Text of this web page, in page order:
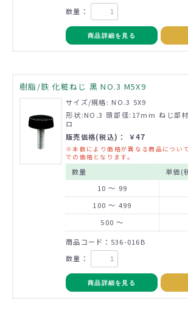
数量：
商品詳細を見る
樹脂/鉄 化粧ねじ 黒 NO.3 M5X9
サイズ/規格: NO.3 5X9
形状:NO.3 頭部径:17mm ねじ部
ロ
販売価格(税込)： ￥47
※本数により価格が異なる商品につい
での価格となります。
数量
単価(
10 ～ 99
100 ～ 499
500 ～
商品コード：536-016B
数量：
商品詳細を見る